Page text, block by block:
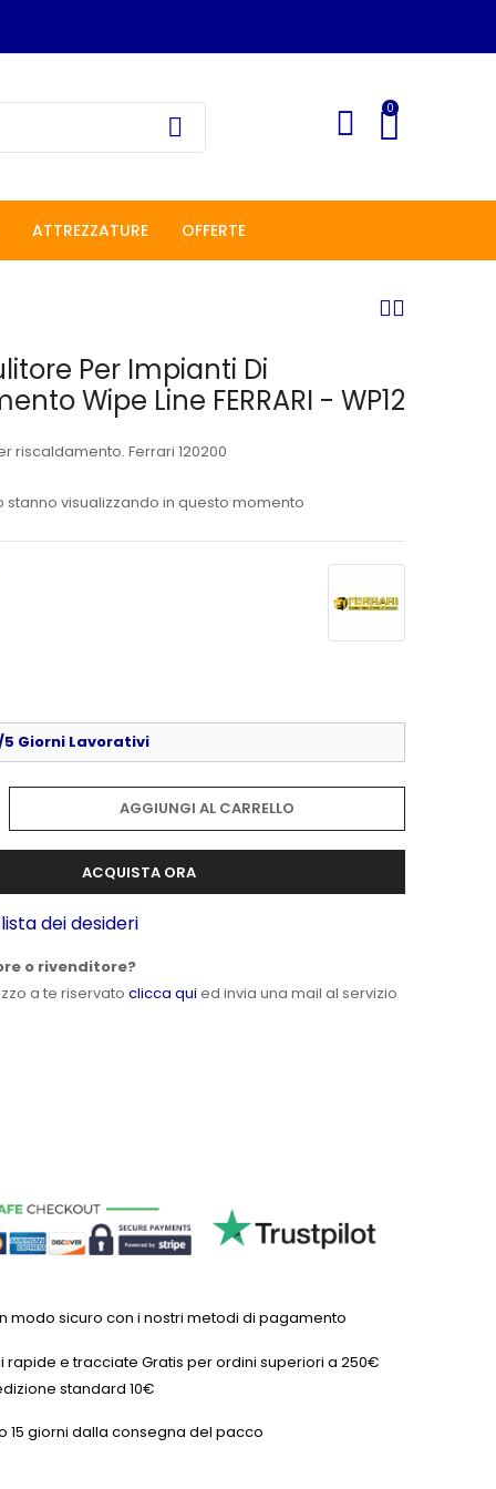
0
ATTREZZATURE OFFERTE
Per Impianti Di
Wipe Line FERRARI - WP12
riscaldamento. Ferrari 120200
stanno visualizzando in questo momento
5 Giorni Lavorativi
AGGIUNGI AL CARRELLO
ACQUISTA ORA
dei desideri
o rivenditore?
a te riservato clicca qui ed invia una mail al servizio
modo sicuro con i nostri metodi di pagamento
rapide e tracciate Gratis per ordini superiori a 250€
standard 10€
15 giorni dalla consegna del pacco